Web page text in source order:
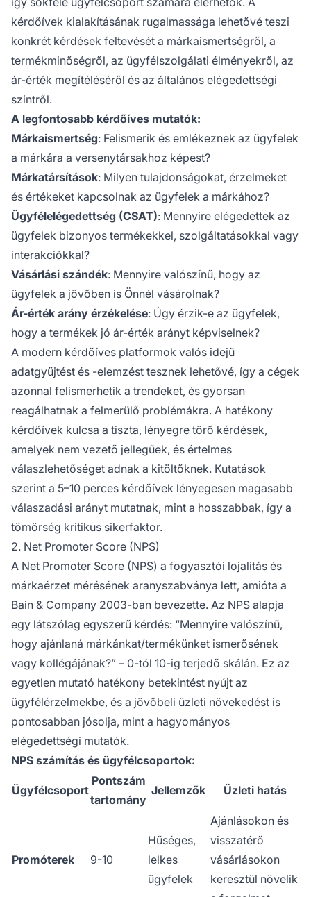
kérdőívek kialakításának rugalmassága lehetővé teszi
konkrét kérdések feltevését a márkaismertségről, a
termékminőségről, az ügyfélszolgálati élményekről, az
ár-érték megítéléséről és az általános elégedettségi
szintről.
A legfontosabb kérdőíves mutatók:
Márkaismertség: Felismerik és emlékeznek az ügyfelek
a márkára a versenytársakhoz képest?
Márkatársítások: Milyen tulajdonságokat, érzelmeket
és értékeket kapcsolnak az ügyfelek a márkához?
Ügyfélelégedettség (CSAT): Mennyire elégedettek az
ügyfelek bizonyos termékekkel, szolgáltatásokkal vagy
interakciókkal?
Vásárlási szándék: Mennyire valószínű, hogy az
ügyfelek a jövőben is Önnél vásárolnak?
Ár-érték arány érzékelése: Úgy érzik-e az ügyfelek,
hogy a termékek jó ár-érték arányt képviselnek?
A modern kérdőíves platformok valós idejű
adatgyűjtést és -elemzést tesznek lehetővé, így a cégek
azonnal felismerhetik a trendeket, és gyorsan
reagálhatnak a felmerülő problémákra. A hatékony
kérdőívek kulcsa a tiszta, lényegre törő kérdések,
amelyek nem vezető jellegűek, és értelmes
válaszlehetőséget adnak a kitöltőknek. Kutatások
szerint a 5–10 perces kérdőívek lényegesen magasabb
válaszadási arányt mutatnak, mint a hosszabbak, így a
tömörség kritikus sikerfaktor.
2. Net Promoter Score (NPS)
A Net Promoter Score (NPS) a fogyasztói lojalitás és
márkaérzet mérésének aranyszabványa lett, amióta a
Bain & Company 2003-ban bevezette. Az NPS alapja
egy látszólag egyszerű kérdés: “Mennyire valószínű,
hogy ajánlaná márkánkat/termékünket ismerősének
vagy kollégájának?” – 0-tól 10-ig terjedő skálán. Ez az
egyetlen mutató hatékony betekintést nyújt az
ügyfélérzelmekbe, és a jövőbeli üzleti növekedést is
pontosabban jósolja, mint a hagyományos
elégedettségi mutatók.
NPS számítás és ügyfélcsoportok:
Ügyfélcsoport
Pontszám
tartomány
Jellemzők Üzleti hatás
Promóterek 9-10
Hűséges,
lelkes
ügyfelek
Ajánlásokon és
visszatérő
vásárlásokon
keresztül növelik